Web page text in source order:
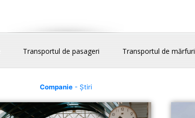
Transportul de pasageri Transportul de mărfuri
Companie- Știri